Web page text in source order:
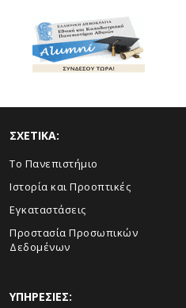
ΣΧΕΤΙΚΑ:
To Πανεπιστήμιο
Ιστορία και Προοπτικές
Εγκαταστάσεις
Προστασία Προσωπικών
Δεδομένων
ΥΠΗΡΕΣΙΕΣ: